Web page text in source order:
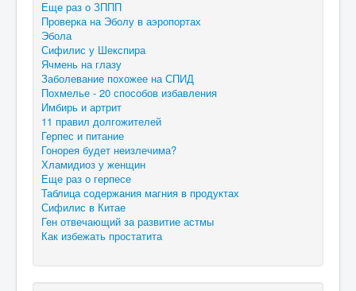
Еще раз о ЗППП
Проверка на Эболу в аэропортах
Эбола
Сифилис у Шекспира
Ячмень на глазу
Заболевание похожее на СПИД
Похмелье - 20 способов избавления
Имбирь и артрит
11 правил долгожителей
Герпес и питание
Гонорея будет неизлечима?
Хламидиоз у женщин
Еще раз о герпесе
Таблица содержания магния в продуктах
Сифилис в Китае
Ген отвечающий за развитие астмы
Как избежать простатита